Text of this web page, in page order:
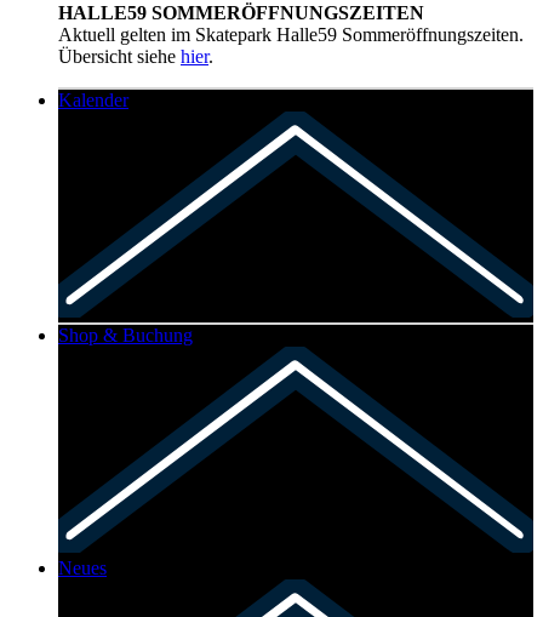
HALLE59 SOMMERÖFFNUNGSZEITEN
Aktuell gelten im Skatepark Halle59 Sommeröffnungszeiten.
Übersicht siehe hier.
Kalender
Shop & Buchung
Neues